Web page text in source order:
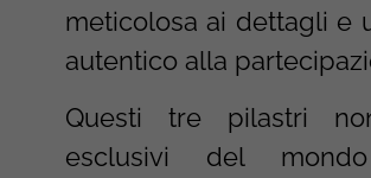
meticolosa ai dettagli e
autentico alla
Questi tre pilastri
esclusivi del